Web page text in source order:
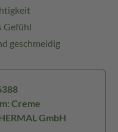
Gefühl
geschmeidig
Creme
GmbH